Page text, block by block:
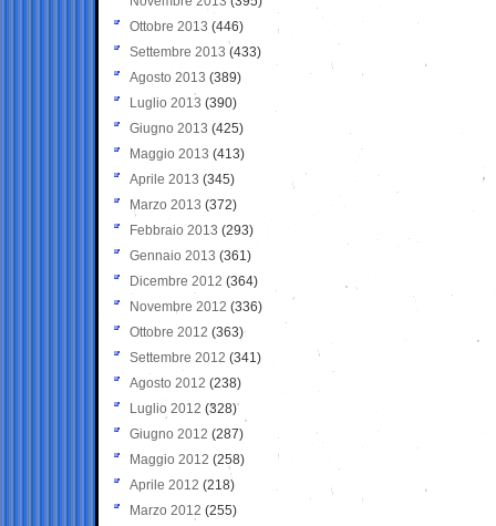
Ottobre 2013 (446)
Settembre 2013 (433)
Agosto 2013 (389)
Luglio 2013 (390)
Giugno 2013 (425)
Maggio 2013 (413)
Aprile 2013 (345)
Marzo 2013 (372)
Febbraio 2013 (293)
Gennaio 2013 (361)
Dicembre 2012 (364)
Novembre 2012 (336)
Ottobre 2012 (363)
Settembre 2012 (341)
Agosto 2012 (238)
Luglio 2012 (328)
Giugno 2012 (287)
Maggio 2012 (258)
Aprile 2012 (218)
Marzo 2012 (255)